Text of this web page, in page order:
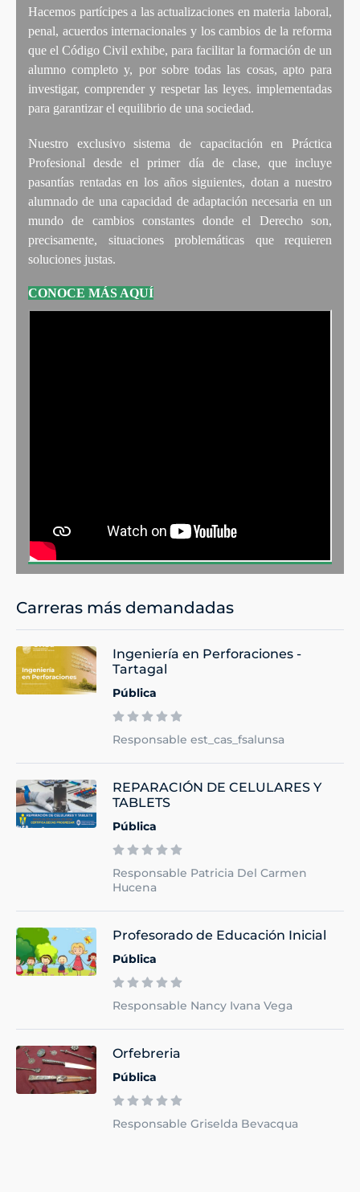
Hacemos partícipes a las actualizaciones en materia laboral,
penal, acuerdos internacionales y los cambios de la reforma
que el Código Civil exhibe, para facilitar la formación de un
alumno completo y, por sobre todas las cosas, apto para
investigar, comprender y respetar las leyes. implementadas
para garantizar el equilibrio de una sociedad.
Nuestro exclusivo sistema de capacitación en Práctica
Profesional desde el primer día de clase, que incluye
pasantías rentadas en los años siguientes, dotan a nuestro
alumnado de una capacidad de adaptación necesaria en un
mundo de cambios constantes donde el Derecho son,
precisamente, situaciones problemáticas que requieren
soluciones justas.
CONOCE MÁS AQUÍ
Carreras más demandadas
Ingeniería en Perforaciones -
Tartagal
Pública
Responsable est_cas_fsalunsa
REPARACIÓN DE CELULARES Y
TABLETS
Pública
Responsable Patricia Del Carmen
Hucena
Profesorado de Educación Inicial
Pública
Responsable Nancy Ivana Vega
Orfebreria
Pública
Responsable Griselda Bevacqua